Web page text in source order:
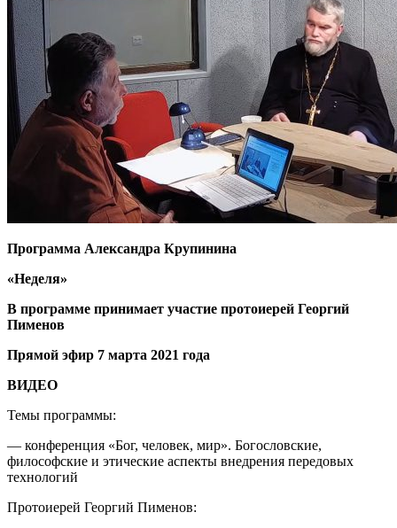
Программа Александра Крупинина
«Неделя»
В программе принимает участие протоиерей Георгий
Пименов
Прямой эфир 7 марта 2021 года
ВИДЕО
Темы программы:
— конференция «Бог, человек, мир». Богословские,
философские и этические аспекты внедрения передовых
технологий
Протоиерей Георгий Пименов: